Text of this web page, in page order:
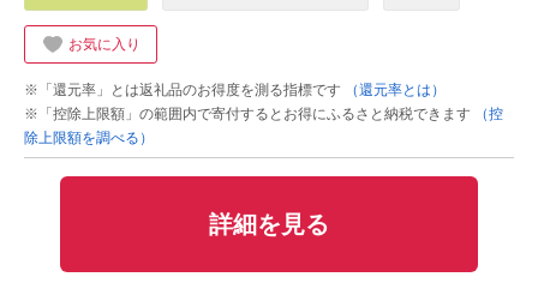
お気に入り
※「還元率」とは返礼品のお得度を測る指標です
（還元率とは）
※「控除上限額」の範囲内で寄付するとお得にふるさと納税できます
（控
除上限額を調べる）
詳細を見る